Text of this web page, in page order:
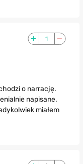
1
o narrację.
napisane.
miałem